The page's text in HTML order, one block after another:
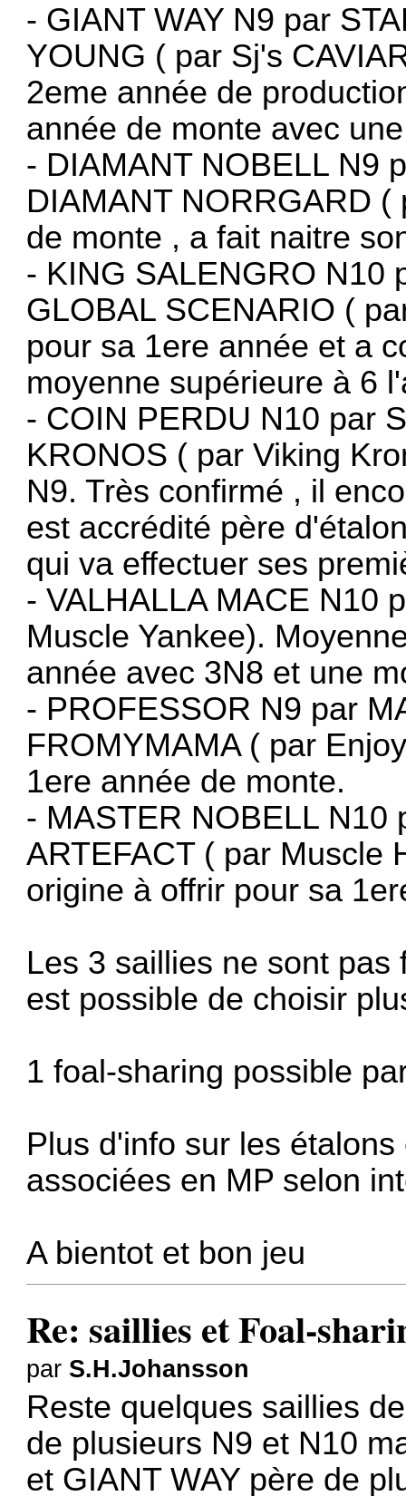
- GIANT WAY N9 par
YOUNG ( par Sj's
2eme année de
année de monte avec
- DIAMANT NOBELL N9
DIAMANT NORRGARD
de monte , a fait naitre
- KING SALENGRO N10
GLOBAL SCENARIO (
pour sa 1ere année et a
moyenne supérieure à 6
- COIN PERDU N10 par
KRONOS ( par Viking
N9. Très confirmé , il
est accrédité père
qui va effectuer ses
- VALHALLA MACE N10
Muscle Yankee).
année avec 3N8 et une
- PROFESSOR N9 par
FROMYMAMA ( par
1ere année de monte.
- MASTER NOBELL N10
ARTEFACT ( par Muscle
origine à offrir pour sa
Les 3 saillies ne sont
est possible de choisir
1 foal-sharing possible
Plus d'info sur les
associées en MP selon
A bientot et bon jeu
Re: saillies et Foal-
par S.H.Johansson
Reste quelques saillies
de plusieurs N9 et N10
et GIANT WAY père de